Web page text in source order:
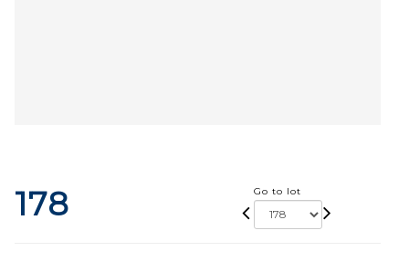
178 Go to lot